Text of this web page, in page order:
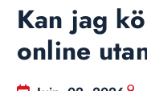
Kan jag
online